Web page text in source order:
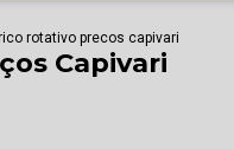
rotativo precos capivari
Capivari